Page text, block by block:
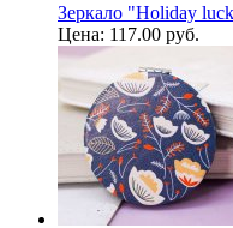
Зеркало "Holiday
Цена: 117.00 руб.